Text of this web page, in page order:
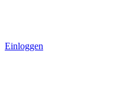
Einloggen